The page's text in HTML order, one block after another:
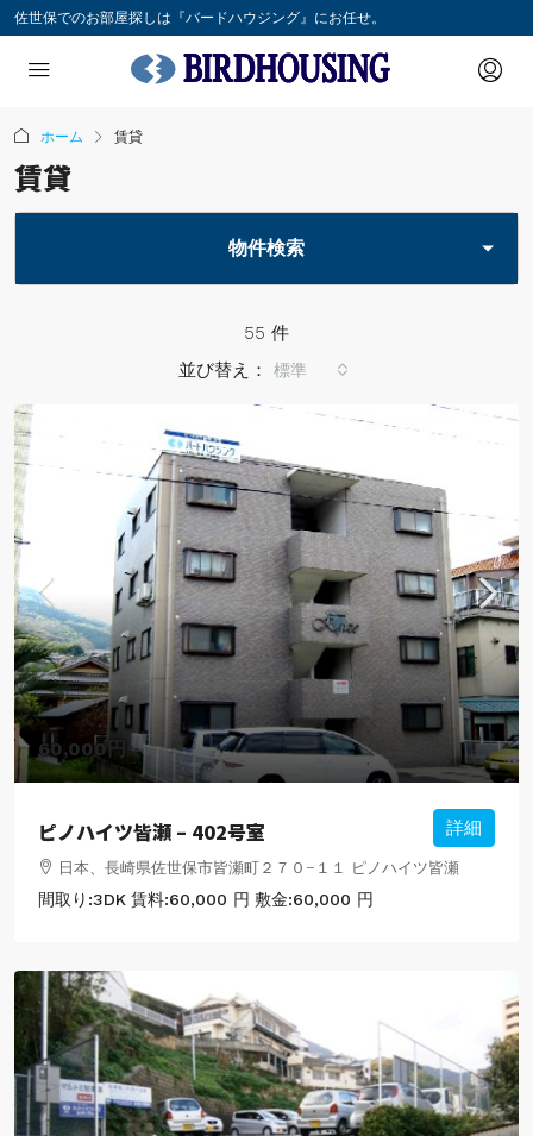
佐世保でのお部屋探しは『バードハウジング』にお任せ。
ホーム 賃貸
賃貸
55 件
並び替え：
標準
60,000円
ピノハイツ皆瀬 – 402号室
日本、長崎県佐世保市皆瀬町２７０−１１ ピノハイツ皆瀬
間取り:3DK 賃料:60,000 円 敷金:60,000 円
詳細
物件検索